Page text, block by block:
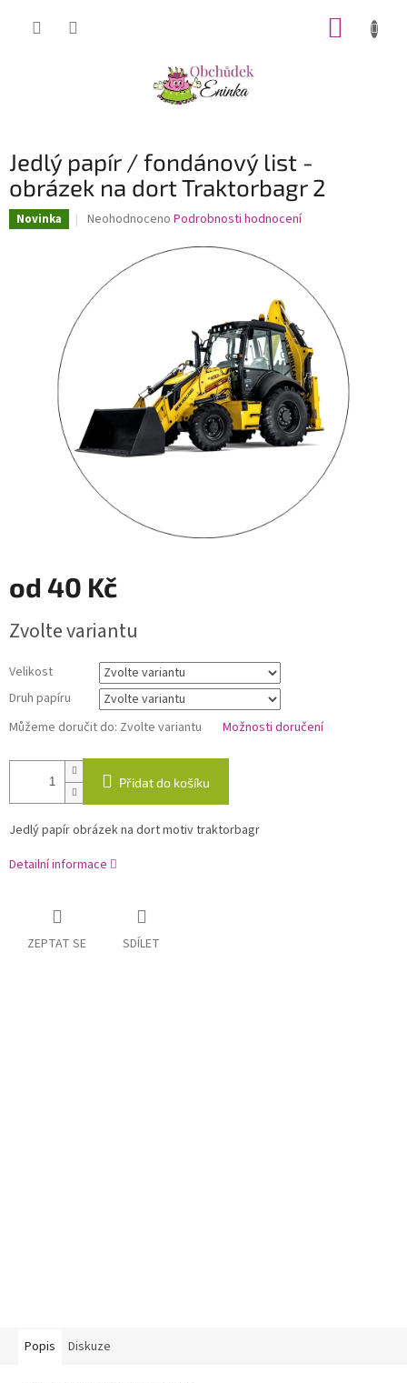
Jedlý papír / fondánový list -
obrázek na dort Traktorbagr 2
Novinka
Průměrné
0,0
z
Neohodnoceno Podrobnosti hodnocení
od 40 Kč
cena:
Zvolte variantu
Velikost
Druh papíru
Můžeme doručit do: Zvolte variantu Možnosti doručení
Přidat do košíku
Jedlý papír obrázek na dort motiv traktorbagr
Detailní informace
ZEPTAT SE SDÍLET
Popis Diskuze